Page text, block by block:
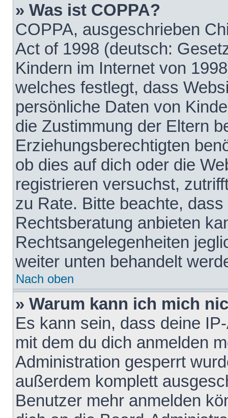
» Was ist COPPA?
COPPA, ausgeschrieben
Act of 1998 (deutsch:
Kindern im Internet von
welches festlegt, dass
persönliche Daten von
die Zustimmung der Eltern
Erziehungsberechtigten
ob dies auf dich oder die
registrieren versuchst,
zu Rate. Bitte beachte,
Rechtsberatung anbieten
Rechtsangelegenheiten
weiter unten behandelt
Nach oben
» Warum kann ich mich
Es kann sein, dass deine
mit dem du dich anmelden
Administration gesperrt
außerdem komplett
Benutzer mehr anmelden